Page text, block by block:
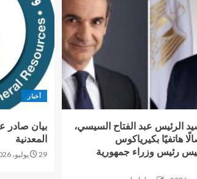
الرئيس عبد الفتاح السيسي،
هاتفيًا بكيرياكوس
رئيس وزراء جمهورية
أخبار
بيان صادر
المعدنية
29 يوليو، 2026